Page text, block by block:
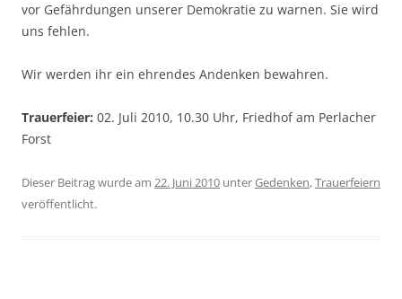
vor Gefährdungen unserer Demokratie zu warnen. Sie wird
uns fehlen.
Wir werden ihr ein ehrendes Andenken bewahren.
Trauerfeier: 02. Juli 2010, 10.30 Uhr, Friedhof am Perlacher
Forst
Dieser Beitrag wurde am 22. Juni 2010 unterGedenken,Trauerfeiern
veröffentlicht.